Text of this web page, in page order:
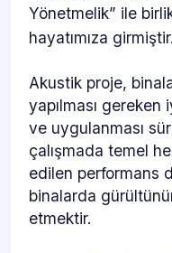
Yönetmelik” ile
hayatımıza girmiştir.
Akustik proje,
yapılması gereken
ve uygulanması
çalışmada temel
edilen performans
binalarda
etmektir.